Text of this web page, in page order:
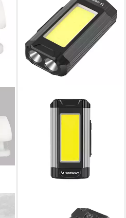
LED Arbeitsleuchte WLR-